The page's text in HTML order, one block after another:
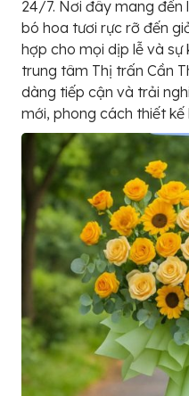
24/7. Nơi đây mang đến
bó hoa tươi rực rỡ đến
hợp cho mọi dịp lễ và sự
trung tâm Thị trấn Cần
dàng tiếp cận và trải
mới, phong cách thiết kế